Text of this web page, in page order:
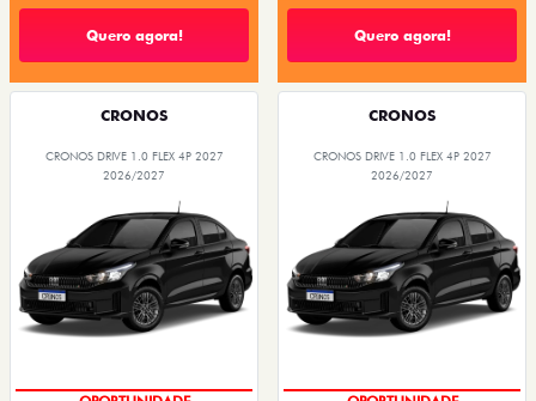
Quero agora! Quero agora!
CRONOS
CRONOS DRIVE 1.0 FLEX 4P 2027
2026/2027
CRONOS
CRONOS DRIVE 1.0 FLEX 4P 2027
2026/2027